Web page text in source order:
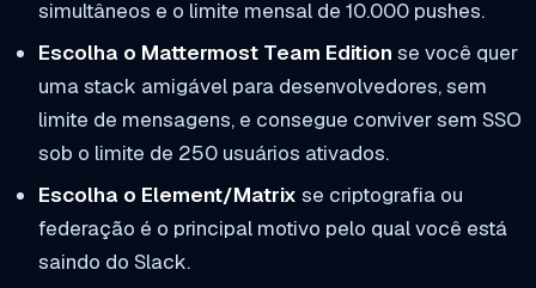
simultâneos e o limite mensal de 10.000 pushes.
Escolha o Mattermost Team Edition se você quer
uma stack amigável para desenvolvedores, sem
limite de mensagens, e consegue conviver sem SSO
sob o limite de 250 usuários ativados.
Escolha o Element/Matrix se criptografia ou
federação é o principal motivo pelo qual você está
saindo do Slack.